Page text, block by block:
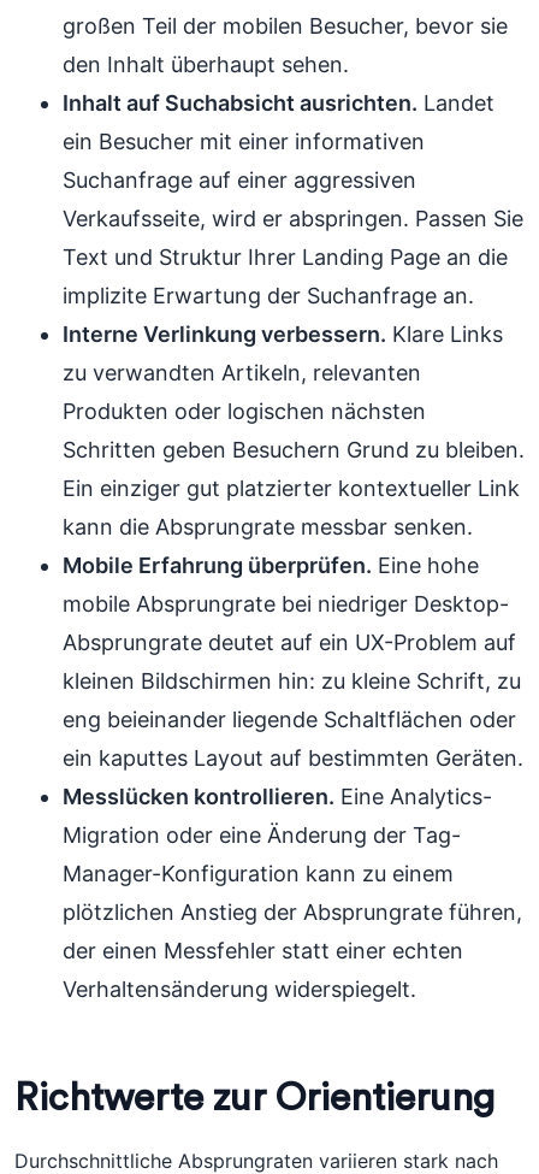
großen Teil der mobilen Besucher, bevor sie
den Inhalt überhaupt sehen.
Inhalt auf Suchabsicht ausrichten. Landet
ein Besucher mit einer informativen
Suchanfrage auf einer aggressiven
Verkaufsseite, wird er abspringen. Passen Sie
Text und Struktur Ihrer Landing Page an die
implizite Erwartung der Suchanfrage an.
Interne Verlinkung verbessern. Klare Links
zu verwandten Artikeln, relevanten
Produkten oder logischen nächsten
Schritten geben Besuchern Grund zu bleiben.
Ein einziger gut platzierter kontextueller Link
kann die Absprungrate messbar senken.
Mobile Erfahrung überprüfen. Eine hohe
mobile Absprungrate bei niedriger Desktop-
Absprungrate deutet auf ein UX-Problem auf
kleinen Bildschirmen hin: zu kleine Schrift, zu
eng beieinander liegende Schaltflächen oder
ein kaputtes Layout auf bestimmten Geräten.
Messlücken kontrollieren. Eine Analytics-
Migration oder eine Änderung der Tag-
Manager-Konfiguration kann zu einem
plötzlichen Anstieg der Absprungrate führen,
der einen Messfehler statt einer echten
Verhaltensänderung widerspiegelt.
Richtwerte zur Orientierung
Durchschnittliche Absprungraten variieren stark nach